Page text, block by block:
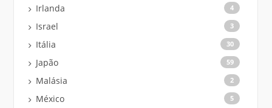
Irlanda 4
Israel 3
Itália 30
Japão 59
Malásia 2
México 5